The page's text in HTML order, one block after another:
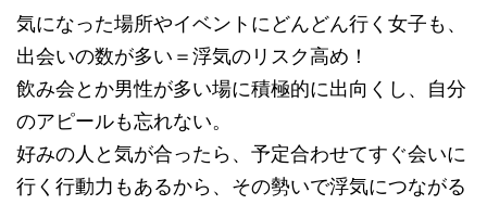
気になった場所やイベントにどんどん行く女子も、
出会いの数が多い＝浮気のリスク高め！
飲み会とか男性が多い場に積極的に出向くし、自分
のアピールも忘れない。
好みの人と気が合ったら、予定合わせてすぐ会いに
行く行動力もあるから、その勢いで浮気につながる